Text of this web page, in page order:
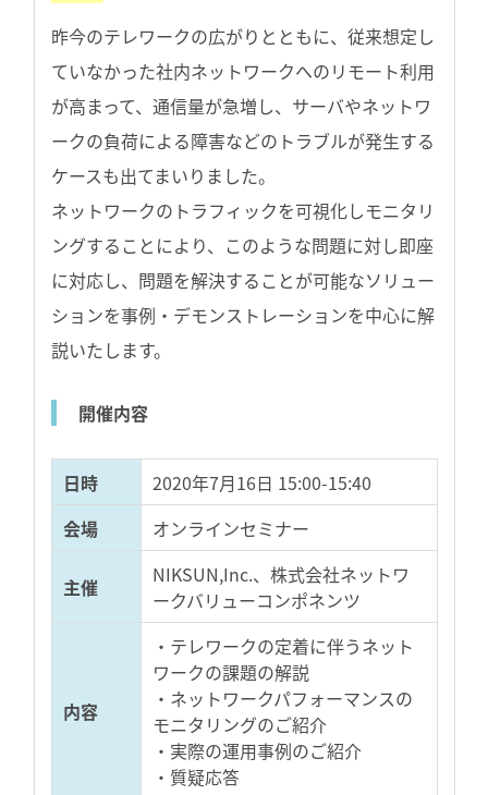
昨今のテレワークの広がりとともに、従来想定し
ていなかった社内ネットワークへのリモート利用
が高まって、通信量が急増し、サーバやネットワ
ークの負荷による障害などのトラブルが発生する
ケースも出てまいりました。
ネットワークのトラフィックを可視化しモニタリ
ングすることにより、このような問題に対し即座
に対応し、問題を解決することが可能なソリュー
ションを事例・デモンストレーションを中心に解
説いたします。
開催内容
日時
2020年7月16日 15:00-15:40
会場
オンラインセミナー
主催
NIKSUN,Inc.、株式会社ネットワ
ークバリューコンポネンツ
内容
・テレワークの定着に伴うネット
ワークの課題の解説
・ネットワークパフォーマンスの
モニタリングのご紹介
・実際の運用事例のご紹介
・質疑応答